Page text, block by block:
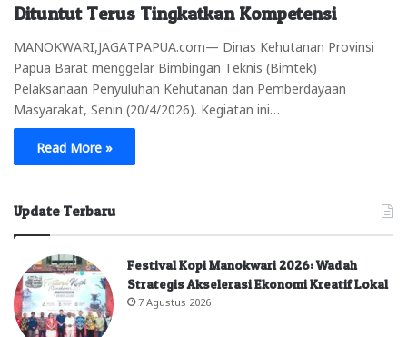
Dituntut Terus Tingkatkan Kompetensi
MANOKWARI,JAGATPAPUA.com— Dinas Kehutanan Provinsi
Papua Barat menggelar Bimbingan Teknis (Bimtek)
Pelaksanaan Penyuluhan Kehutanan dan Pemberdayaan
Masyarakat, Senin (20/4/2026). Kegiatan ini…
Read More »
Update Terbaru
Festival Kopi Manokwari 2026: Wadah
Strategis Akselerasi Ekonomi Kreatif Lokal
7 Agustus 2026